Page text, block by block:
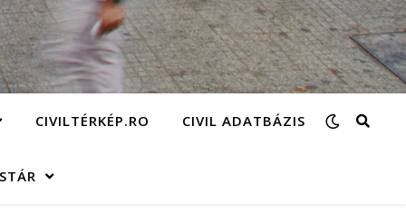
CIVILTÉRKÉP.RO CIVIL ADATBÁZIS